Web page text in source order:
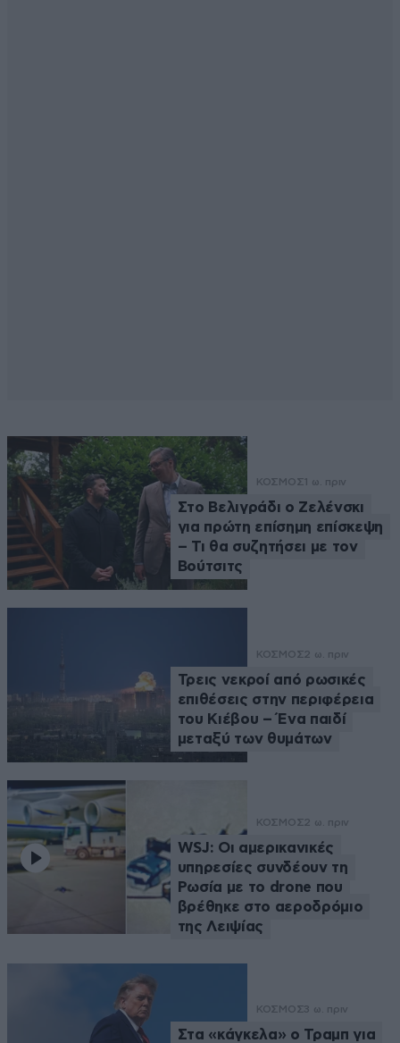
ΚΟΣΜΟΣ 1 ω. πριν
Στο Βελιγράδι ο Ζελένσκι
για πρώτη επίσημη επίσκεψη
– Τι θα συζητήσει με τον
Βούτσιτς
ΚΟΣΜΟΣ2 ω. πριν
Τρεις νεκροί από ρωσικές
επιθέσεις στην περιφέρεια
του Κιέβου – Ένα παιδί
μεταξύ των θυμάτων
ΚΟΣΜΟΣ2 ω. πριν
WSJ: Οι αμερικανικές
υπηρεσίες συνδέουν τη
Ρωσία με το drone που
βρέθηκε στο αεροδρόμιο
της Λειψίας
ΚΟΣΜΟΣ3 ω. πριν
Στα «κάγκελα» ο Τραμπ για